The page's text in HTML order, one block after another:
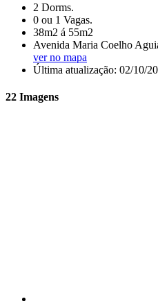
2 Dorms.
0 ou 1 Vagas.
38m2 á 55m2
Avenida Maria Coelho
ver no mapa
Última atualização: 02/10/
22 Imagens